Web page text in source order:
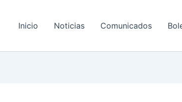
Inicio Noticias Comunicados